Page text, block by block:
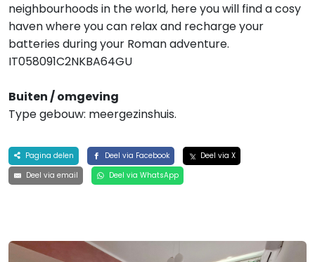
neighbourhoods in the world, here you will find a cosy
haven where you can relax and recharge your
batteries during your Roman adventure.
IT058091C2NKBA64GU
Buiten / omgeving
Type gebouw: meergezinshuis.
Pagina delen Deel via Facebook
Deel via X
Deel via email
Deel via WhatsApp